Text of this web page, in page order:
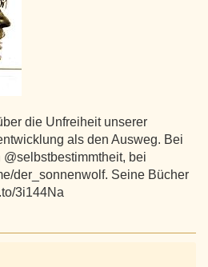
die Unfreiheit unserer
als den Ausweg. Bei
@selbstbestimmtheit, bei
der_sonnenwolf. Seine Bücher
3i144Na